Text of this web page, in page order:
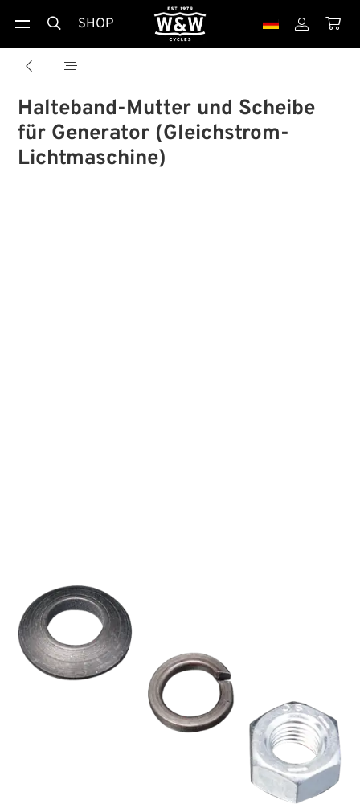
 SHOP  
 
Halteband-Mutter und Scheibe
für Generator (Gleichstrom-
Lichtmaschine)